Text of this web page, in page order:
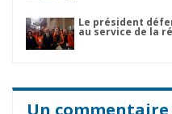
Le président
au service de la
Un commentaire